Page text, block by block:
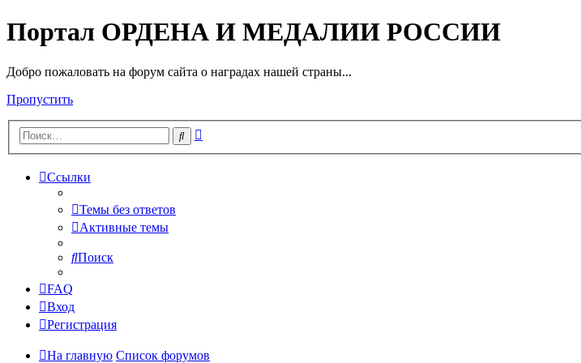
Портал ОРДЕНА И МЕДАЛИИ РОССИИ
Добро пожаловать на форум сайта о наградах нашей страны...
Пропустить
Поиск
Ссылки
Темы без ответов
Активные темы
Поиск
FAQ
Вход
Регистрация
На главную Список форумов